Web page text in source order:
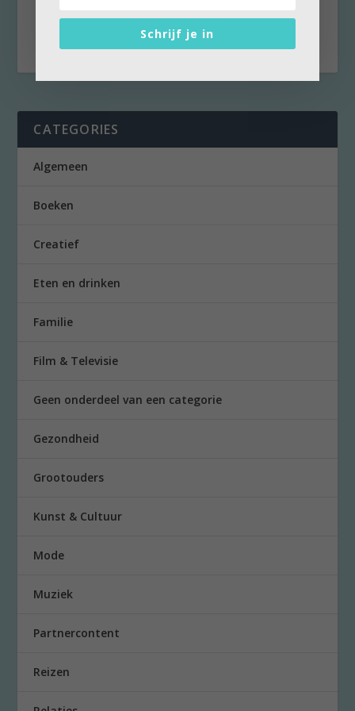
CATEGORIES
Algemeen
Boeken
Creatief
Eten en drinken
Familie
Film & Televisie
Geen onderdeel van een categorie
Gezondheid
Grootouders
Kunst & Cultuur
Mode
Muziek
Partnercontent
Reizen
Schrijf je in